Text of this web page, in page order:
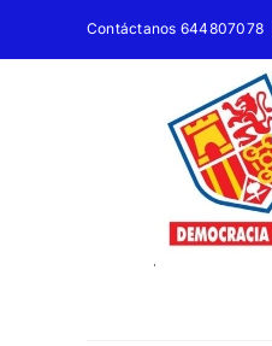
Contáctanos 644807078